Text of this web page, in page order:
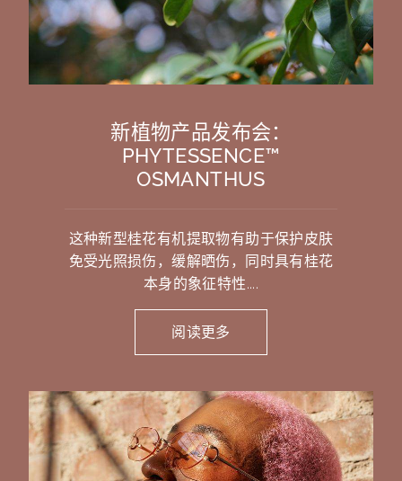
新植物产品发布会：
PHYTESSENCE™
OSMANTHUS
这种新型桂花有机提取物有助于保护皮肤
免受光照损伤，缓解晒伤，同时具有桂花
本身的象征特性....
阅读更多